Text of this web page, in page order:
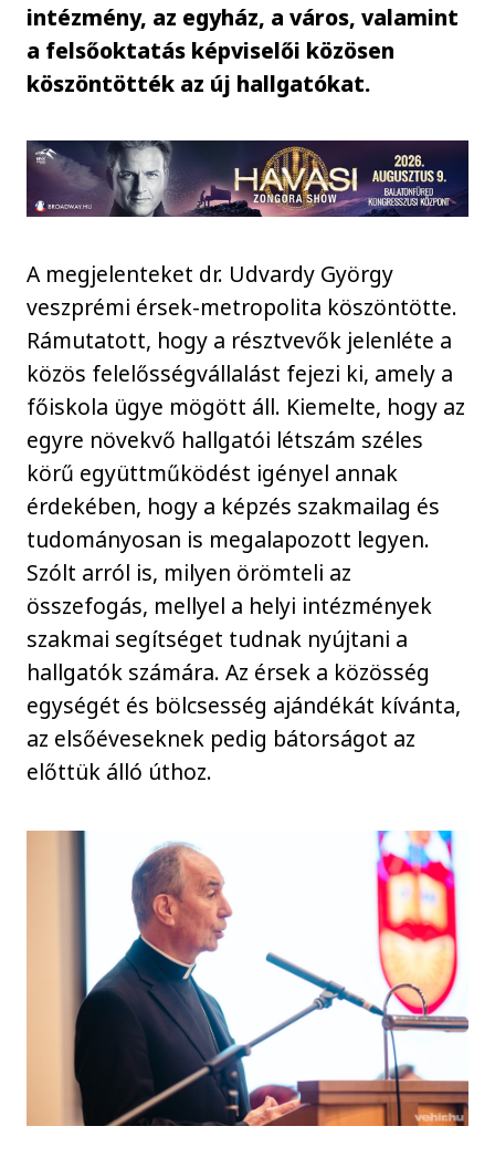
intézmény, az egyház, a város, valamint
a felsőoktatás képviselői közösen
köszöntötték az új hallgatókat.
A megjelenteket dr. Udvardy György
veszprémi érsek-metropolita köszöntötte.
Rámutatott, hogy a résztvevők jelenléte a
közös felelősségvállalást fejezi ki, amely a
főiskola ügye mögött áll. Kiemelte, hogy az
egyre növekvő hallgatói létszám széles
körű együttműködést igényel annak
érdekében, hogy a képzés szakmailag és
tudományosan is megalapozott legyen.
Szólt arról is, milyen örömteli az
összefogás, mellyel a helyi intézmények
szakmai segítséget tudnak nyújtani a
hallgatók számára. Az érsek a közösség
egységét és bölcsesség ajándékát kívánta,
az elsőéveseknek pedig bátorságot az
előttük álló úthoz.